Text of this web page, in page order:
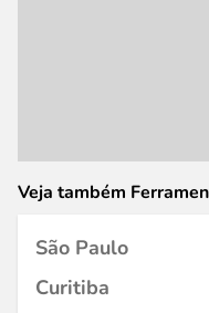
Veja também
São Paulo
Curitiba